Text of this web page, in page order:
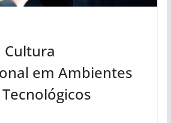
Cultura
em Ambientes